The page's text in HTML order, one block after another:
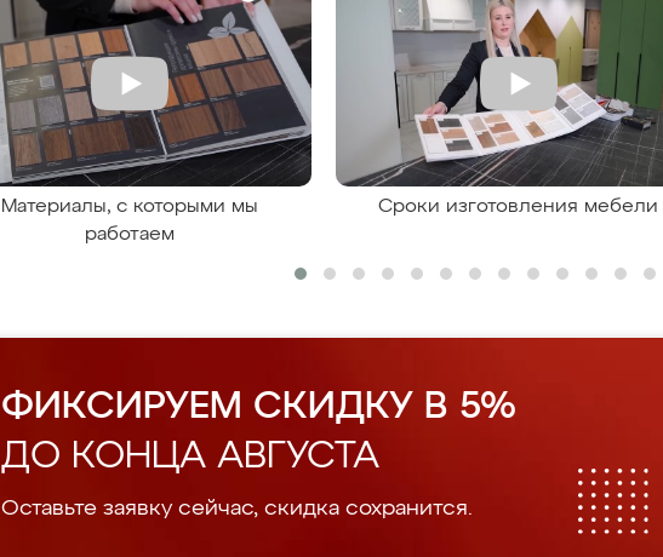
Материалы, с которыми мы
работаем
Сроки изготовления мебели
ФИКСИРУЕМ СКИДКУ В 5%
ДО КОНЦА АВГУСТА
Оставьте заявку сейчас, скидка сохранится.